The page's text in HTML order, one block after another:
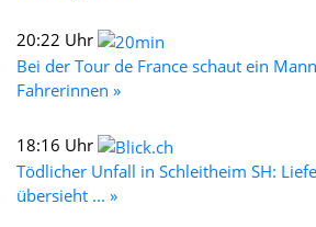
20:22 Uhr
Bei der Tour de France schaut ein
Fahrerinnen »
18:16 Uhr
Tödlicher Unfall in Schleitheim SH:
übersieht ... »